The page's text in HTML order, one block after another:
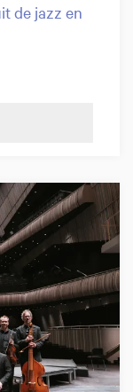
de jazz en